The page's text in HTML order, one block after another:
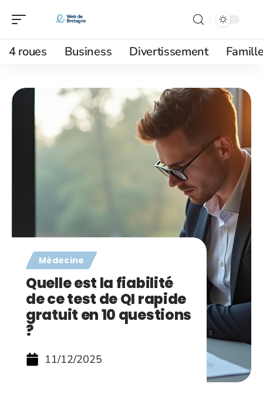
4 roues Business Divertissement
Médecine
Quelle est la fiabilité
de ce test de QI rapide
gratuit en 10 questions
?
11/12/2025